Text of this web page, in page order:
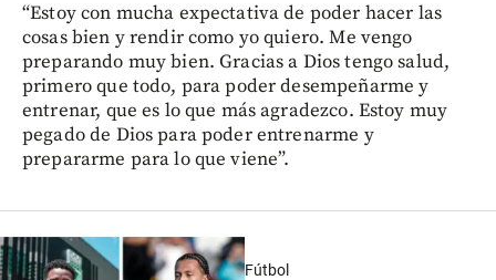
“Estoy con mucha expectativa de poder hacer las
cosas bien y rendir como yo quiero. Me vengo
preparando muy bien. Gracias a Dios tengo salud,
primero que todo, para poder desempeñarme y
entrenar, que es lo que más agradezco. Estoy muy
pegado de Dios para poder entrenarme y
prepararme para lo que viene”.
Fútbol